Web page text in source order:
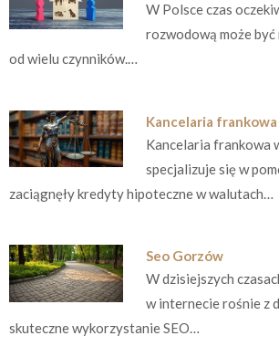
W Polsce czas
rozwodową może
od wielu czynników.…
Kancelaria
Kancelaria frankowa
specjalizuje się w
zaciągnęły kredyty hipoteczne w walutach…
Seo Gorzów
W dzisiejszych
w internecie rośnie z
skuteczne wykorzystanie SEO…